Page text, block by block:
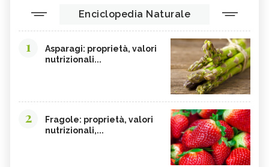
Enciclopedia Naturale
1
Asparagi: proprietà, valori
nutrizionali...
2
Fragole: proprietà, valori
nutrizionali,...